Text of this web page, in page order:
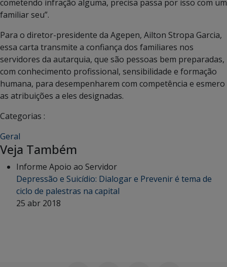
cometendo infração alguma, precisa passa por isso com um
familiar seu”.
Para o diretor-presidente da Agepen, Ailton Stropa Garcia,
essa carta transmite a confiança dos familiares nos
servidores da autarquia, que são pessoas bem preparadas,
com conhecimento profissional, sensibilidade e formação
humana, para desempenharem com competência e esmero
as atribuições a eles designadas.
Categorias :
Geral
Veja Também
Informe Apoio ao Servidor
Depressão e Suicídio: Dialogar e Prevenir é tema de
ciclo de palestras na capital
25 abr 2018